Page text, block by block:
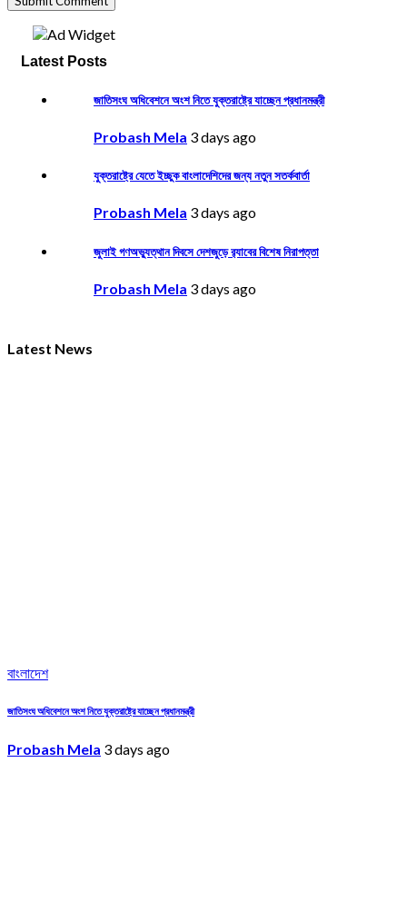
Latest Posts
জাতিসংঘ অধিবেশনে অংশ নিতে যুক্তরাষ্ট্রে যাচ্ছেন প্রধানমন্ত্রী
Probash Mela 3 days ago
যুক্তরাষ্ট্রে যেতে ইচ্ছুক বাংলাদেশিদের জন্য নতুন সতর্কবার্তা
Probash Mela 3 days ago
জুলাই গণঅভ্যুত্থান দিবসে দেশজুড়ে র‌্যাবের বিশেষ নিরাপত্তা
Probash Mela 3 days ago
Latest News
বাংলাদেশ
জাতিসংঘ অধিবেশনে অংশ নিতে যুক্তরাষ্ট্রে যাচ্ছেন প্রধানমন্ত্রী
Probash Mela 3 days ago